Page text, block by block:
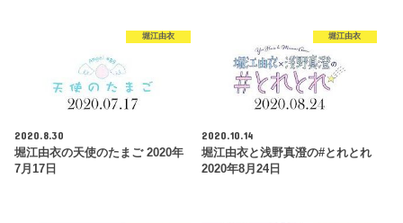
堀江由衣
2020.8.30
堀江由衣の天使のたまご 2020年
7月17日
堀江由衣
2020.10.14
堀江由衣と浅野真澄の#とれとれ
2020年8月24日